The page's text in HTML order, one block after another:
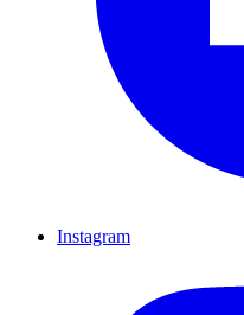
Instagram